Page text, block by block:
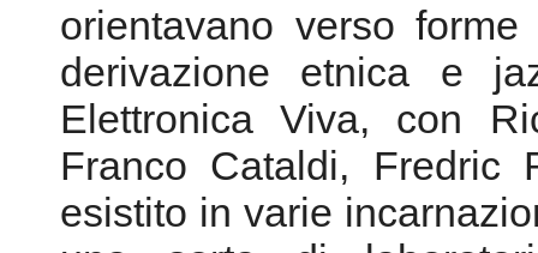
1980 risiede a Roma e
eminenti musicisti
libera improvvisazione
di raccordo tra la musica
orientavano verso